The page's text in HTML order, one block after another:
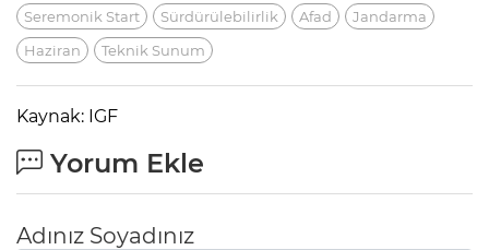
Seremonik Start
Sürdürülebilirlik Afad
Jandarma
Haziran
Teknik Sunum
Kaynak: IGF
Yorum Ekle
Adınız Soyadınız